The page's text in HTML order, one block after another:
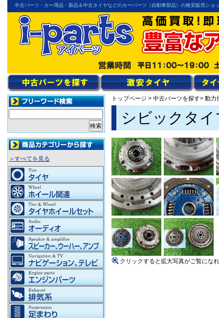
中古パーツ・カー用品・新品＆中古タイヤなどのカーパーツ（自動車部品）の格安販売ショ
トップページ > 中古パーツを探す> 動力
シビックタ
クリックすると拡大写真がご覧にな
＞すべてを見る